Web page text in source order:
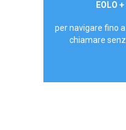
EOLO +
per navigare fino
chiamare